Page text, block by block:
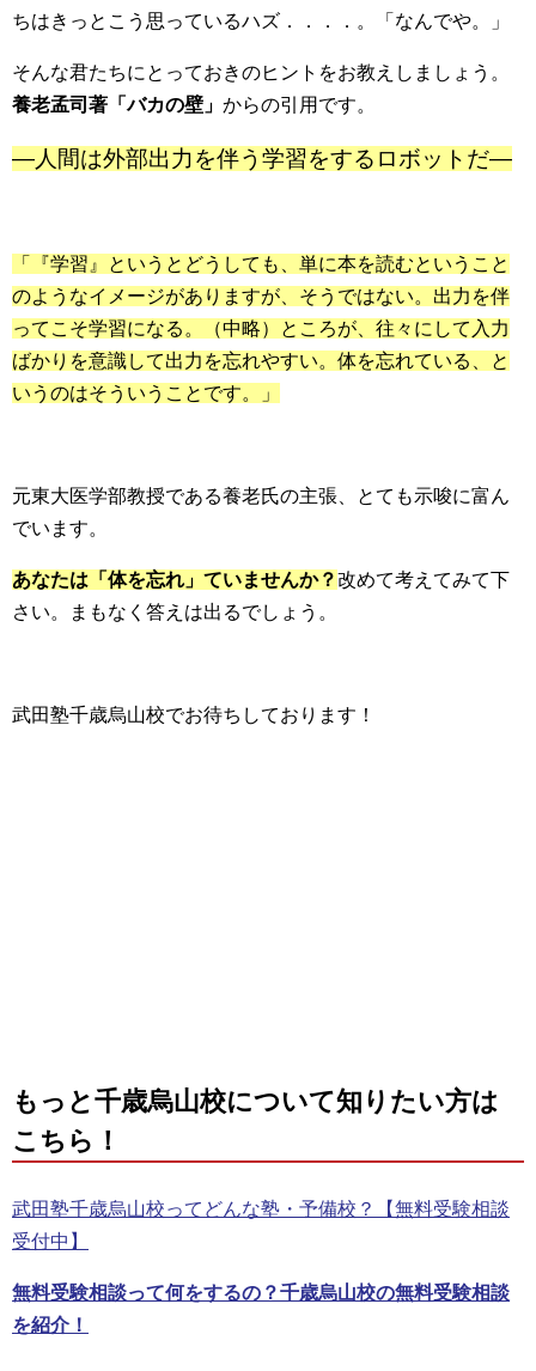
ちはきっとこう思っているハズ．．．．。「なんでや。」
そんな君たちにとっておきのヒントをお教えしましょう。
養老孟司著「バカの壁」 からの引用です。
―人間は外部出力を伴う学習をするロボットだ―
「『学習』というとどうしても、単に本を読むということ
のようなイメージがありますが、そうではない。出力を伴
ってこそ学習になる。（中略）ところが、往々にして入力
ばかりを意識して出力を忘れやすい。体を忘れている、と
いうのはそういうことです。」
元東大医学部教授である養老氏の主張、とても示唆に富ん
でいます。
あなたは「体を忘れ」ていませんか？改めて考えてみて下
さい。まもなく答えは出るでしょう。
武田塾千歳烏山校でお待ちしております！
もっと千歳烏山校について知りたい方は
こちら！
武田塾千歳烏山校ってどんな塾・予備校？【無料受験相談
受付中】
無料受験相談って何をするの？千歳烏山校の無料受験相談
を紹介！